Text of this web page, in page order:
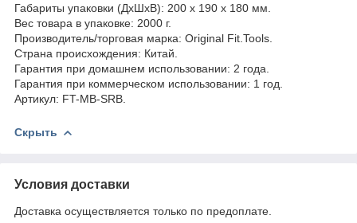
Габариты упаковки (ДхШхВ): 200 x 190 x 180 мм.
Вес товара в упаковке: 2000 г.
Производитель/торговая марка: Original Fit.Tools.
Страна происхождения: Китай.
Гарантия при домашнем использовании: 2 года.
Гарантия при коммерческом использовании: 1 год.
Артикул: FT-MB-SRB.
Скрыть
Условия доставки
Доставка осуществляется только по предоплате.